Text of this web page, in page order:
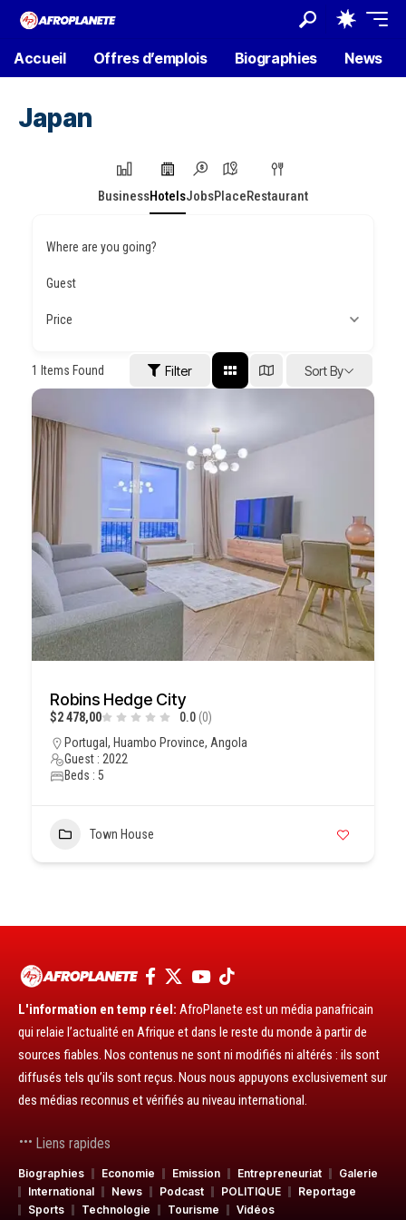
Accueil Offres d’emplois Biographies News
Japan
BusinessHotelsJobsPlaceRestaurant
Where are you going?
Guest
Price
1 Items Found Filter Sort By
Robins Hedge City
$2 478,00 0.0 (0)
Portugal, Huambo Province, Angola
Guest : 2022
Beds : 5
Town House
L'information en temp réel: AfroPlanete est un média panafricain
qui relaie l’actualité en Afrique et dans le reste du monde à partir de
sources fiables. Nos contenus ne sont ni modifiés ni altérés : ils sont
diffusés tels qu’ils sont reçus. Nous nous appuyons exclusivement sur
des médias reconnus et vérifiés au niveau international.
Liens rapides
Biographies Economie Emission Entrepreneuriat
Galerie
International
News Podcast POLITIQUE
Reportage
Sports
Technologie Tourisme Vidéos